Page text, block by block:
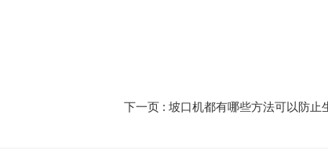
下一页 : 坡口机都有哪些方法可以防止